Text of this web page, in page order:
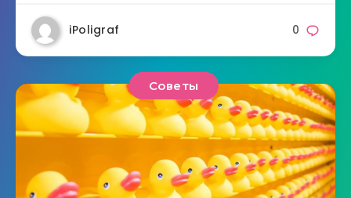
iPoligraf 0
Советы